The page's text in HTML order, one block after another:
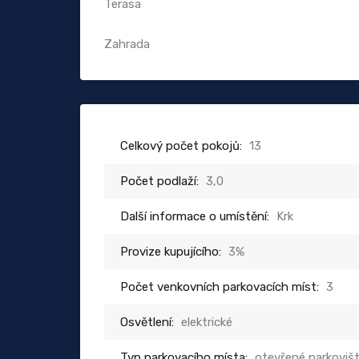
Terasa
Zahrada
Celkový počet pokojů: 13
Počet podlaží: 3,0
Další informace o umístění: Krk
Provize kupujícího: 3%
Počet venkovních parkovacích míst: 3
Osvětlení: elektrické